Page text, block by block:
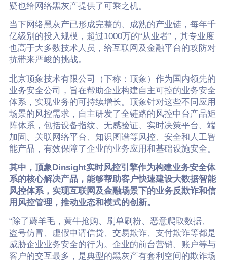
疑也给网络黑灰产提供了可乘之机。
当下网络黑灰产已形成完整的、成熟的产业链，每年千
亿级别的投入规模，超过1000万的“从业者”，其专业度
也高于大多数技术人员，给互联网及金融平台的攻防对
抗带来严峻的挑战。
北京顶象技术有限公司（下称：顶象）作为国内领先的
业务安全公司，旨在帮助企业构建自主可控的业务安全
体系，实现业务的可持续增长。顶象针对这些不同应用
场景的风控需求，自主研发了全链路的风控中台产品矩
阵体系，包括设备指纹、无感验证、实时决策平台、端
加固、关联网络平台、知识图谱等风控、安全和人工智
能产品，有效保障了企业的业务应用和基础设施安全。
其中，顶象Dinsight实时风控引擎作为构建业务安全体
系的核心解决产品，能够帮助客户快速建设大数据智能
风控体系，实现互联网及金融场景下的业务反欺诈和信
用风控管理，推动业态和模式的创新。
“除了薅羊毛，黄牛抢购、刷单刷粉、恶意爬取数据、
盗号仿冒、虚假申请信贷、交易欺诈、支付欺诈等都是
威胁企业业务安全的行为。企业的前台营销、账户等与
客户的交互最多，是典型的黑灰产有套利空间的欺诈场